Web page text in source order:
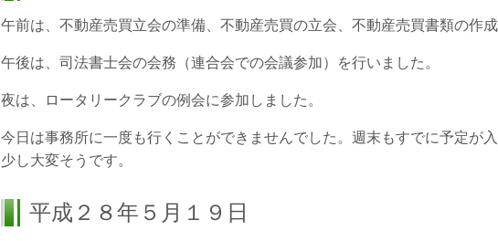
午前は、不動産売買立会の準備、不動産売買の立会、不動産売買書類の作
午後は、司法書士会の会務（連合会での会議参加）を行いました。
夜は、ロータリークラブの例会に参加しました。
今日は事務所に一度も行くことができませんでした。週末もすでに予定が
少し大変そうです。
平成２８年５月１９日